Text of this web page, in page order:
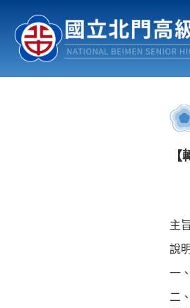
認識北中 行事曆
:::
主
說
一
二